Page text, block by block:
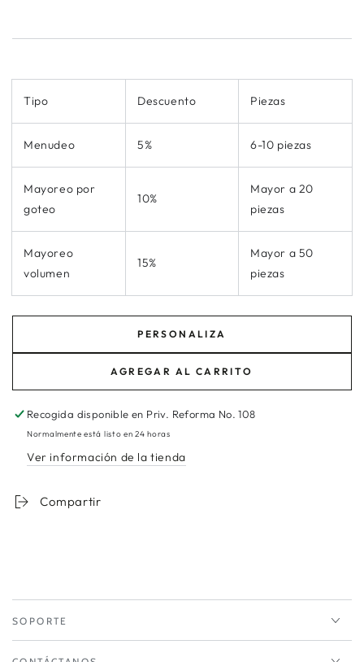
Tipo Descuento Piezas
Menudeo 5% 6-10 piezas
Mayoreo por
goteo
10%
Mayor a 20
piezas
Mayoreo
volumen
15%
Mayor a 50
piezas
PERSONALIZA
AGREGAR AL CARRITO
Recogida disponible en Priv. Reforma No. 108
Normalmente está listo en 24 horas
Ver información de la tienda
Compartir
SOPORTE